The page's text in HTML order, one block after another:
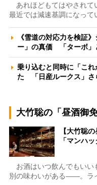
あれほどもてはやされて
最近では減速基調になっ
《雪道の対応力を検証
ー」の真価 「ターボ
乗り込むと同時に「こ
た 「日産ルークス」
大竹聡の「昼酒御免
【大竹聡
「マンハ
お酒はいつ飲んでもいい
別の味わいがある――。ラ